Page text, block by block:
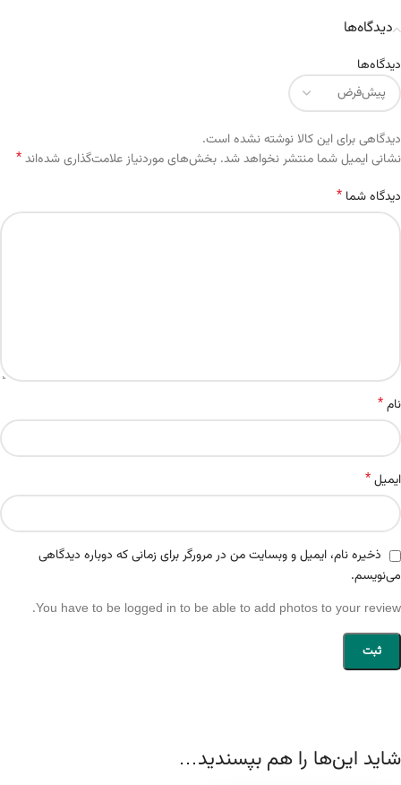
دیدگاه‌ها
دیدگاه‌ها
دیدگاهی برای این کالا نوشته نشده است.
نشانی ایمیل شما منتشر نخواهد شد. بخش‌های موردنیاز علامت‌گذاری شده‌اند*
دیدگاه شما *
نام*
ایمیل*
ذخیره نام، ایمیل و وبسایت من در مرورگر برای زمانی که دوباره دیدگاهی
می‌نویسم.
You have to be logged in to be able to add photos to your review.
Alternative:
شاید این‌ها را هم بپسندید…